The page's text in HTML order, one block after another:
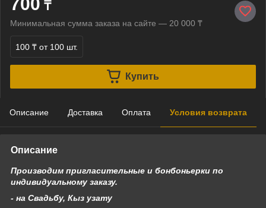
₸
Минимальная сумма заказа на сайте — 20 000 ₸
100 ₸ от 100 шт.
Купить
Описание Доставка Оплата Условия возврата
Описание
Производим пригласительные и бонбоньерки по
индивидуальному заказу.
- на Свадьбу, Кыз узату